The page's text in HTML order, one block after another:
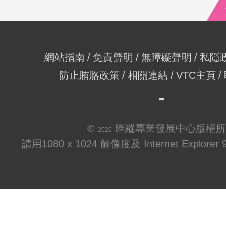
網站指南 免責聲明 無障礙聲明
私隱
防止賄賂政策
相關連結 VTC主頁
© 2026
匯縱專業發展中心版權
請用1080 x 1024 解像度及 Internet Explorer